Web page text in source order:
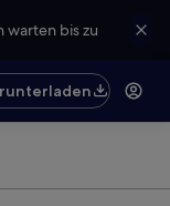
warten bis zu